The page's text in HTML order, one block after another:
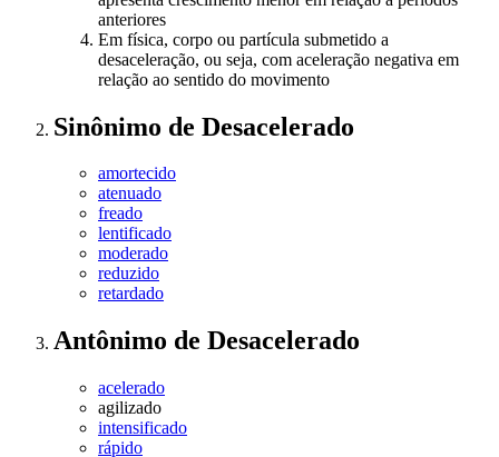
anteriores
Em física, corpo ou partícula submetido a
desaceleração, ou seja, com aceleração negativa em
relação ao sentido do movimento
Sinônimo de Desacelerado
amortecido
atenuado
freado
lentificado
moderado
reduzido
retardado
Antônimo de Desacelerado
acelerado
agilizado
intensificado
rápido